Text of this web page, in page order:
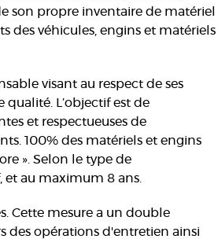
son propre inventaire de matériel
des véhicules, engins et matériels
visant au respect de ses
qualité. L’objectif est de
et respectueuses de
100% des matériels et engins
». Selon le type de
et au maximum 8 ans.
Cette mesure a un double
des opérations d'entretien ainsi